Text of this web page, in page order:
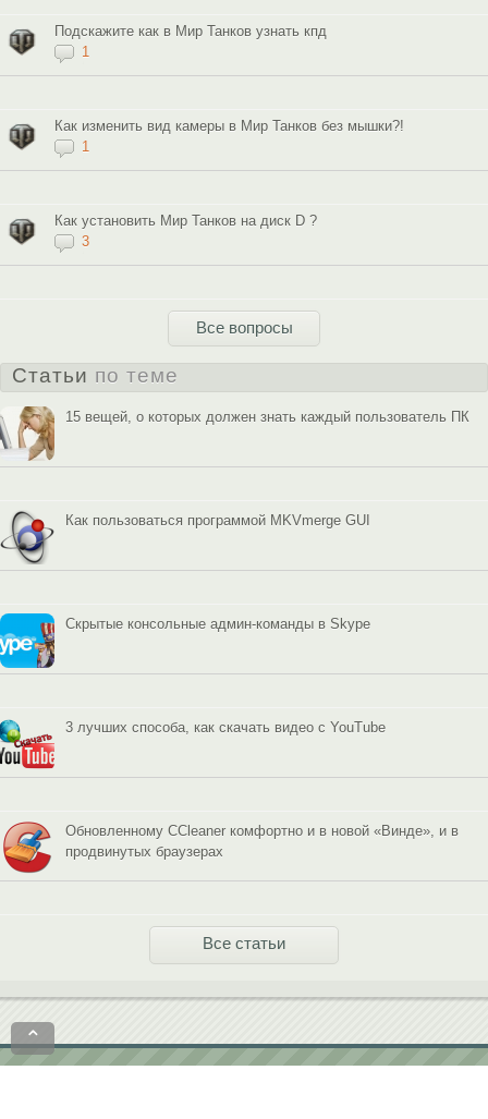
Подскажите как в Мир Танков узнать кпд
1
Как изменить вид камеры в Мир Танков без мышки?!
1
Как установить Мир Танков на диск D ?
3
Все вопросы
Статьи по теме
15 вещей, о которых должен знать каждый пользователь ПК
Как пользоваться программой MKVmerge GUI
Скрытые консольные админ-команды в Skype
3 лучших способа, как скачать видео с YouTube
Обновленному CCleaner комфортно и в новой «Винде», и в
продвинутых браузерах
Все статьи
⌃